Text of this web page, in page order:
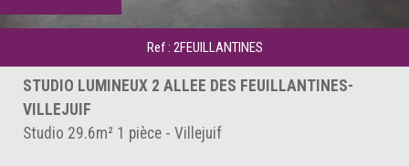
Ref : 2FEUILLANTINES
STUDIO LUMINEUX 2 ALLEE DES FEUILLANTINES-
VILLEJUIF
Studio 29.6m² 1 pièce - Villejuif